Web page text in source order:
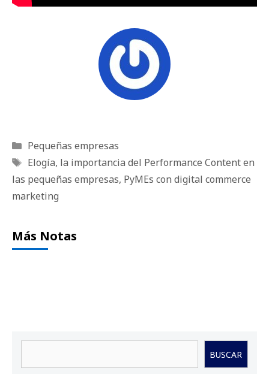
Categorías
Pequeñas empresas
Etiquetas
Elogía, la importancia del Performance Content en
las pequeñas empresas, PyMEs con digital commerce
marketing
Más Notas
BUSCAR